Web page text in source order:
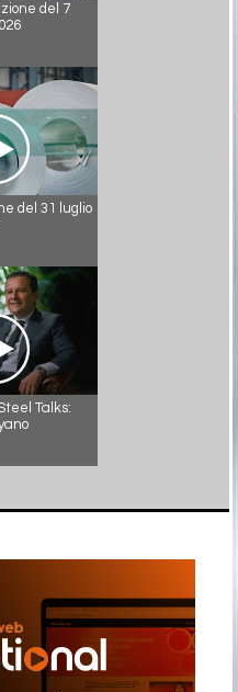
del 7
del 31 luglio
Talks: